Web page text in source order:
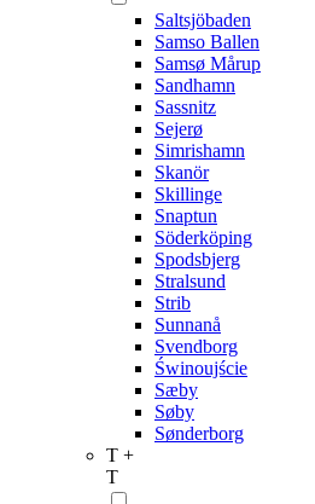
Saltsjöbaden
Samso Ballen
Samsø Mårup
Sandhamn
Sassnitz
Sejerø
Simrishamn
Skanör
Skillinge
Snaptun
Söderköping
Spodsbjerg
Stralsund
Strib
Sunnanå
Svendborg
Świnoujście
Sæby
Søby
Sønderborg
T +
T